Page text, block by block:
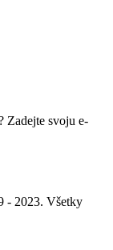
Zadejte svoju e-
- 2023. Všetky